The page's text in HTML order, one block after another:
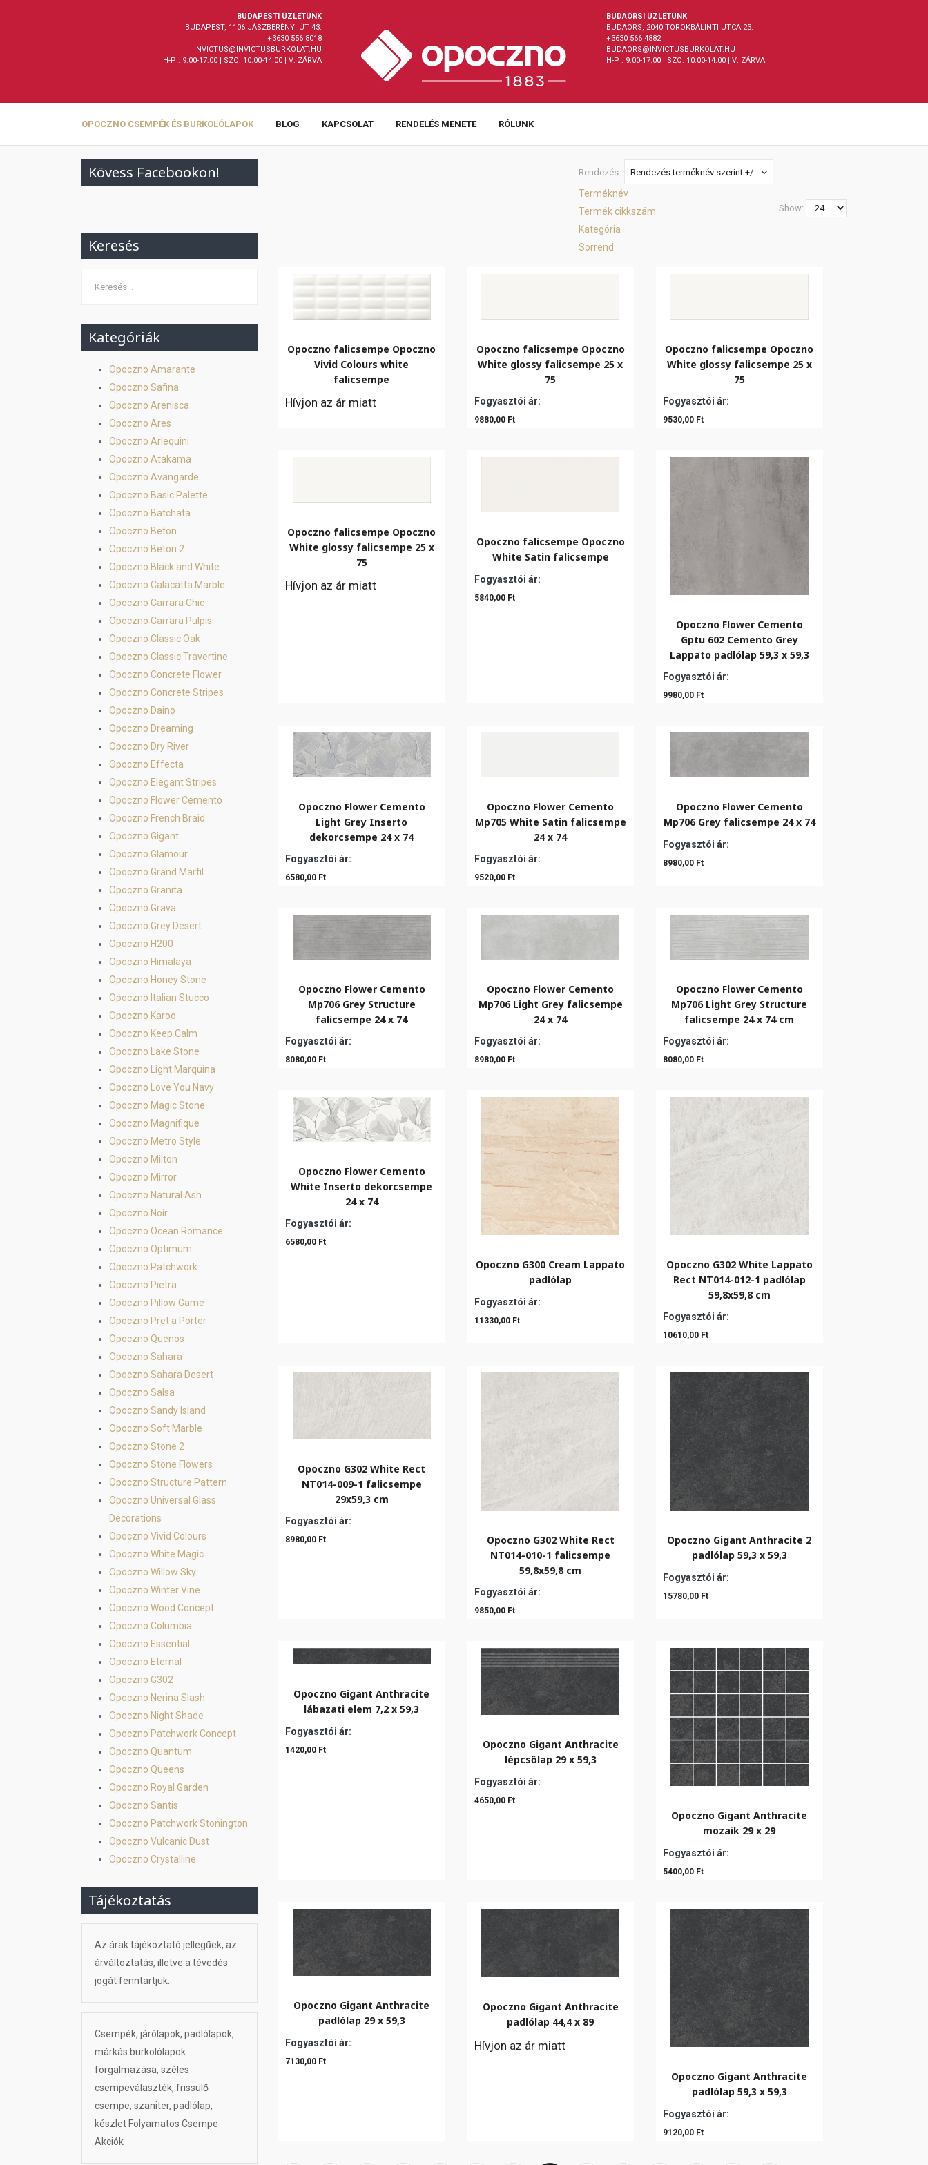
BUDAPESTI ÜZLETÜNK
BUDAPEST, 1106 JÁSZBERÉNYI ÚT 43.
+3630 556 8018
INVICTUS@INVICTUSBURKOLAT.HU
H-P : 9:00-17:00 | SZO: 10:00-14:00 | V: ZÁRVA
BUDAÖRSI ÜZLETÜNK
BUDAÖRS, 2040 TÖRÖKBÁLINTI UTCA 23.
+3630 566 4882
BUDAORS@INVICTUSBURKOLAT.HU
H-P : 9:00-17:00 | SZO: 10:00-14:00 | V: ZÁRVA
OPOCZNO CSEMPÉK ÉS BURKOLÓLAPOK BLOG KAPCSOLAT RENDELÉS MENETE RÓLUNK
Rendezés Rendezés terméknév szerint +/-
Terméknév
Termék cikkszám
Kategória
Sorrend
Show:
Opoczno falicsempe Opoczno
Vivid Colours white
falicsempe
Hívjon az ár miatt
Opoczno falicsempe Opoczno
White glossy falicsempe 25 x
75
Fogyasztói ár:
9880,00 Ft
Opoczno falicsempe Opoczno
White glossy falicsempe 25 x
75
Fogyasztói ár:
9530,00 Ft
Opoczno falicsempe Opoczno
White glossy falicsempe 25 x
75
Hívjon az ár miatt
Opoczno falicsempe Opoczno
White Satin falicsempe
Fogyasztói ár:
5840,00 Ft
Opoczno Flower Cemento
Gptu 602 Cemento Grey
Lappato padlólap 59,3 x 59,3
Fogyasztói ár:
9980,00 Ft
Opoczno Flower Cemento
Light Grey Inserto
dekorcsempe 24 x 74
Fogyasztói ár:
6580,00 Ft
Opoczno Flower Cemento
Mp705 White Satin falicsempe
24 x 74
Fogyasztói ár:
9520,00 Ft
Opoczno Flower Cemento
Mp706 Grey falicsempe 24 x 74
Fogyasztói ár:
8980,00 Ft
Opoczno Flower Cemento
Mp706 Grey Structure
falicsempe 24 x 74
Fogyasztói ár:
8080,00 Ft
Opoczno Flower Cemento
Mp706 Light Grey falicsempe
24 x 74
Fogyasztói ár:
8980,00 Ft
Opoczno Flower Cemento
Mp706 Light Grey Structure
falicsempe 24 x 74 cm
Fogyasztói ár:
8080,00 Ft
Opoczno Flower Cemento
White Inserto dekorcsempe
24 x 74
Fogyasztói ár:
6580,00 Ft
Opoczno G300 Cream Lappato
padlólap
Fogyasztói ár:
11330,00 Ft
Opoczno G302 White Lappato
Rect NT014-012-1 padlólap
59,8x59,8 cm
Fogyasztói ár:
10610,00 Ft
Opoczno G302 White Rect
NT014-009-1 falicsempe
29x59,3 cm
Fogyasztói ár:
8980,00 Ft
Opoczno G302 White Rect
NT014-010-1 falicsempe
59,8x59,8 cm
Fogyasztói ár:
9850,00 Ft
Opoczno Gigant Anthracite 2
padlólap 59,3 x 59,3
Fogyasztói ár:
15780,00 Ft
Opoczno Gigant Anthracite
lábazati elem 7,2 x 59,3
Fogyasztói ár:
1420,00 Ft
Opoczno Gigant Anthracite
lépcsőlap 29 x 59,3
Fogyasztói ár:
4650,00 Ft
Opoczno Gigant Anthracite
mozaik 29 x 29
Fogyasztói ár:
5400,00 Ft
Opoczno Gigant Anthracite
padlólap 29 x 59,3
Fogyasztói ár:
7130,00 Ft
Opoczno Gigant Anthracite
padlólap 44,4 x 89
Hívjon az ár miatt
Opoczno Gigant Anthracite
padlólap 59,3 x 59,3
Fogyasztói ár:
9120,00 Ft
Kövess Facebookon!
Keresés
Kategóriák
Opoczno Amarante
Opoczno Safina
Opoczno Arenisca
Opoczno Ares
Opoczno Arlequini
Opoczno Atakama
Opoczno Avangarde
Opoczno Basic Palette
Opoczno Batchata
Opoczno Beton
Opoczno Beton 2
Opoczno Black and White
Opoczno Calacatta Marble
Opoczno Carrara Chic
Opoczno Carrara Pulpis
Opoczno Classic Oak
Opoczno Classic Travertine
Opoczno Concrete Flower
Opoczno Concrete Stripes
Opoczno Daino
Opoczno Dreaming
Opoczno Dry River
Opoczno Effecta
Opoczno Elegant Stripes
Opoczno Flower Cemento
Opoczno French Braid
Opoczno Gigant
Opoczno Glamour
Opoczno Grand Marfil
Opoczno Granita
Opoczno Grava
Opoczno Grey Desert
Opoczno H200
Opoczno Himalaya
Opoczno Honey Stone
Opoczno Italian Stucco
Opoczno Karoo
Opoczno Keep Calm
Opoczno Lake Stone
Opoczno Light Marquina
Opoczno Love You Navy
Opoczno Magic Stone
Opoczno Magnifique
Opoczno Metro Style
Opoczno Milton
Opoczno Mirror
Opoczno Natural Ash
Opoczno Noir
Opoczno Ocean Romance
Opoczno Optimum
Opoczno Patchwork
Opoczno Pietra
Opoczno Pillow Game
Opoczno Pret a Porter
Opoczno Quenos
Opoczno Sahara
Opoczno Sahara Desert
Opoczno Salsa
Opoczno Sandy Island
Opoczno Soft Marble
Opoczno Stone 2
Opoczno Stone Flowers
Opoczno Structure Pattern
Opoczno Universal Glass
Decorations
Opoczno Vivid Colours
Opoczno White Magic
Opoczno Willow Sky
Opoczno Winter Vine
Opoczno Wood Concept
Opoczno Columbia
Opoczno Essential
Opoczno Eternal
Opoczno G302
Opoczno Nerina Slash
Opoczno Night Shade
Opoczno Patchwork Concept
Opoczno Quantum
Opoczno Queens
Opoczno Royal Garden
Opoczno Santis
Opoczno Patchwork Stonington
Opoczno Vulcanic Dust
Opoczno Crystalline
Tájékoztatás
Az árak tájékoztató jellegűek, az
árváltoztatás, illetve a tévedés
jogát fenntartjuk.
Csempék, járólapok, padlólapok,
márkás burkolólapok
forgalmazása, széles
csempeválaszték, frissülő
csempe, szaniter, padlólap,
készlet Folyamatos Csempe
Akciók